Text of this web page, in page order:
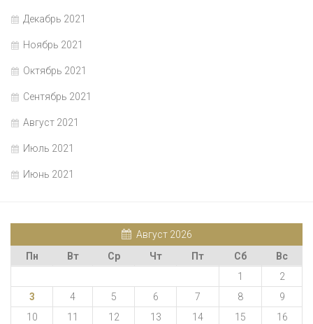
Декабрь 2021
Ноябрь 2021
Октябрь 2021
Сентябрь 2021
Август 2021
Июль 2021
Июнь 2021
Август 2026
Пн
Вт Ср Чт Пт Сб
Вс
1
2
3
4 5 6 7 8
9
10
11 12 13 14 15
16